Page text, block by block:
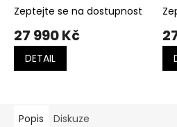
Zeptejte se na dostupnost
27 990 Kč
DETAIL
Popis Diskuze